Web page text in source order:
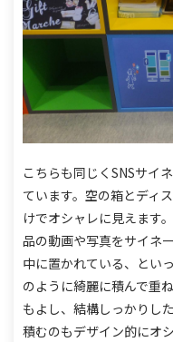
こちらも同じくSNSサイ
ています。 空の箱とディ
けでオシャレに見えます。
品の動画や写真をサイネー
中に置かれている、とい
のように綺麗に積んで重
もよし、 結構しっかりし
積むのもデザイン的にオ